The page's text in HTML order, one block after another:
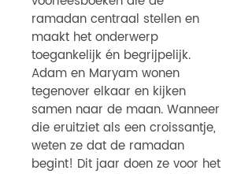
ramadan centraal stellen en
maakt het onderwerp
toegankelijk én begrijpelijk.
Adam en Maryam wonen
tegenover elkaar en kijken
samen naar de maan. Wanneer
die eruitziet als een croissantje,
weten ze dat de ramadan
begint! Dit jaar doen ze voor het